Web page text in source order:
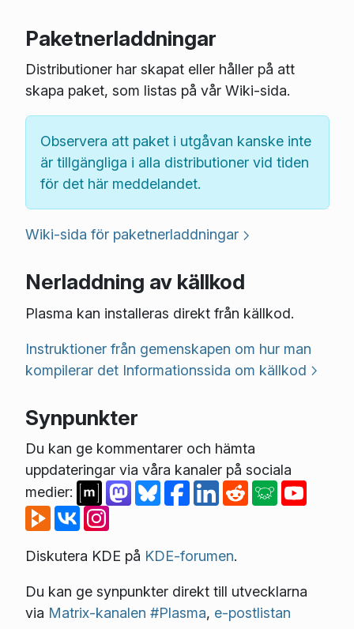
Paketnerladdningar
Distributioner har skapat eller håller på att
skapa paket, som listas på vår Wiki-sida.
Observera att paket i utgåvan kanske inte
är tillgängliga i alla distributioner vid tiden
för det här meddelandet.
Wiki-sida för paketnerladdningar
Nerladdning av källkod
Plasma kan installeras direkt från källkod.
Instruktioner från gemenskapen om hur man
kompilerar det Informationssida om källkod
Synpunkter
Du kan ge kommentarer och hämta
uppdateringar via våra kanaler på sociala
medier:
Diskutera KDE på KDE-forumen.
Du kan ge synpunkter direkt till utvecklarna
via Matrix-kanalen #Plasma, e-postlistan